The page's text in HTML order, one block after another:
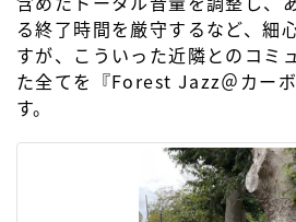
る終了時間を厳守するなど、細
すが、こういった近隣とのコミ
た全てを『Forest Jazz＠カー
す。